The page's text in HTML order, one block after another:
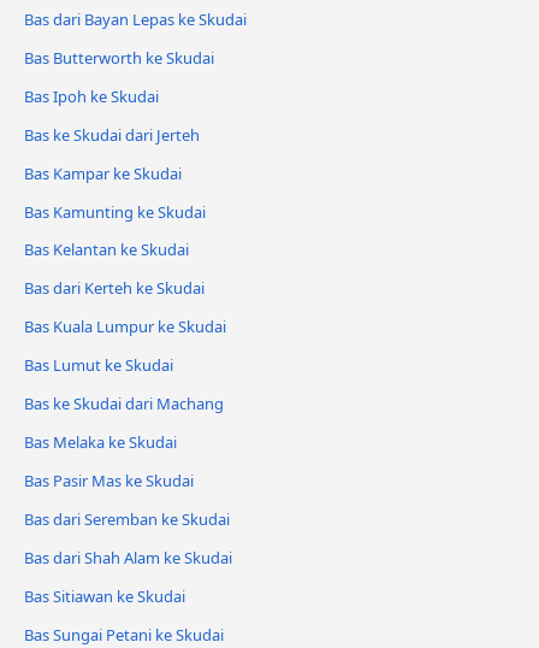
Bas dari Bayan Lepas ke Skudai
Bas Butterworth ke Skudai
Bas Ipoh ke Skudai
Bas ke Skudai dari Jerteh
Bas Kampar ke Skudai
Bas Kamunting ke Skudai
Bas Kelantan ke Skudai
Bas dari Kerteh ke Skudai
Bas Kuala Lumpur ke Skudai
Bas Lumut ke Skudai
Bas ke Skudai dari Machang
Bas Melaka ke Skudai
Bas Pasir Mas ke Skudai
Bas dari Seremban ke Skudai
Bas dari Shah Alam ke Skudai
Bas Sitiawan ke Skudai
Bas Sungai Petani ke Skudai